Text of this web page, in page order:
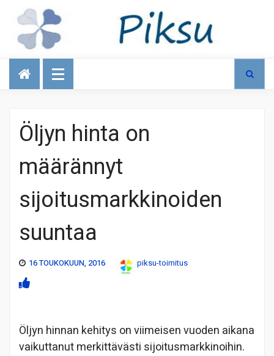
Talous
Öljyn hinta on
määrännyt
sijoitusmarkkinoiden
suuntaa
16 TOUKOKUUN, 2016 piksu-toimitus
Öljyn hinnan kehitys on viimeisen vuoden aikana
vaikuttanut merkittävästi sijoitusmarkkinoihin.